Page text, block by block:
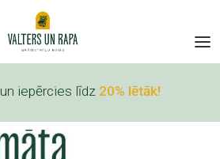
un iepērcies līdz 20% lētāk!